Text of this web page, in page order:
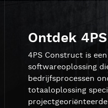
Ontdek
4PS Construct is
softwareoplossing
bedrijfsprocessen
totaaloplossing